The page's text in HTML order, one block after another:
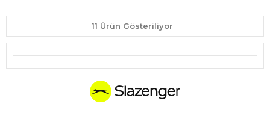
11 Ürün Gösteriliyor